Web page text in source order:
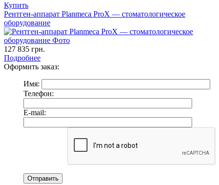
Купить
Рентген-аппарат Planmeca ProX — стоматологическое
оборудование
127 835 грн.
Подробнее
Оформить заказ:
Имя:
Телефон:
E-mail: